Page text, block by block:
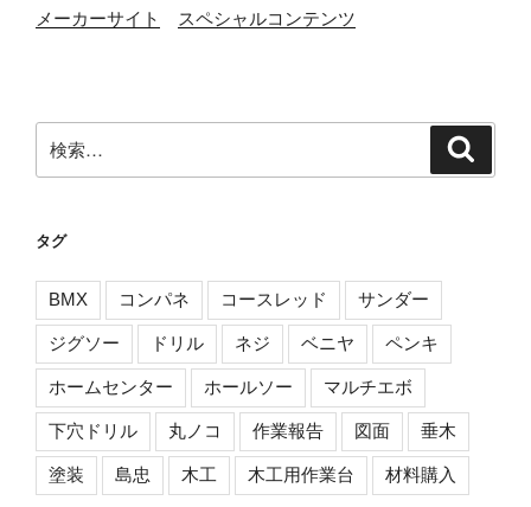
メーカーサイト
スペシャルコンテンツ
索:
タグ
BMX コンパネ コースレッド サンダー
ジグソー ドリル ネジ ベニヤ ペンキ
ホームセンター ホールソー マルチエボ
下穴ドリル 丸ノコ 作業報告 図面 垂木
塗装 島忠 木工 木工用作業台 材料購入